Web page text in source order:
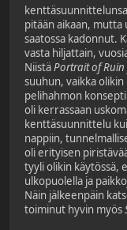
pitään aikaan, mutta
saatossa kadonnut.
vasta hiljattain,
NiistäPortrait of Ruin
suuhun, vaikka
pelihahmon
oli kerrassaan
kenttäsuunnittelu
nappiin,
oli erityisen
tyyli olikin käytössä,
ulkopuolella ja
Näin jälkeenpäin
toiminut hyvin myös